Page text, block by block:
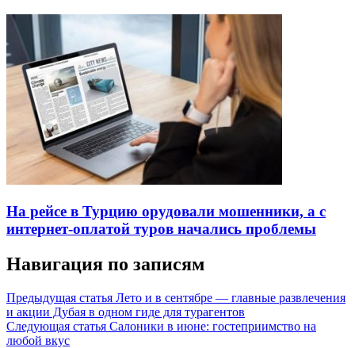
На рейсе в Турцию орудовали мошенники, а с
интернет-оплатой туров начались проблемы
Навигация по записям
Предыдущая статья Лето и в сентябре — главные развлечения
и акции Дубая в одном гиде для турагентов
Следующая статья Салоники в июне: гостеприимство на
любой вкус